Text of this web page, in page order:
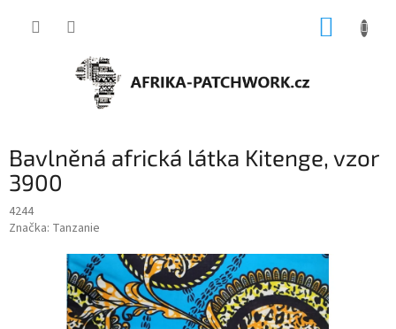
Bavlněná africká látka Kitenge, vzor
3900
4244
Značka: Tanzanie